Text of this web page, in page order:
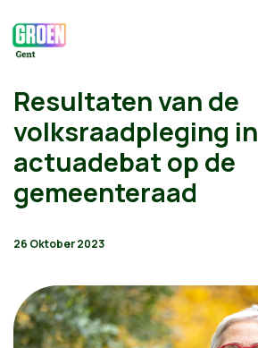
Resultaten van de
volksraadpleging in
actuadebat op de
gemeenteraad
26 Oktober 2023